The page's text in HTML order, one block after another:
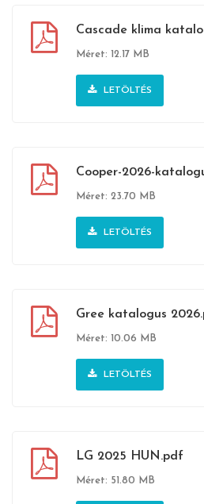
Cascade klima
Méret: 12.17 MB
LETÖLTÉS
Cooper-2026-
Méret: 23.70 MB
LETÖLTÉS
Gree katalogus
Méret: 10.06 MB
LETÖLTÉS
LG 2025 HUN.pdf
Méret: 51.80 MB